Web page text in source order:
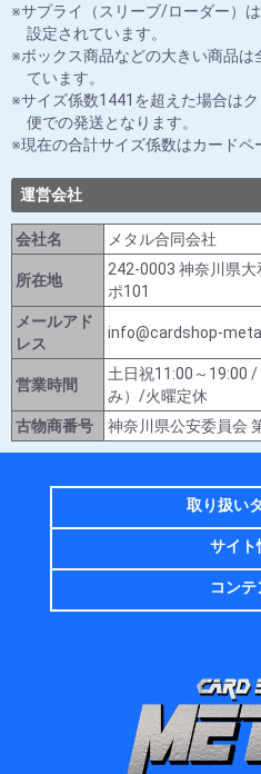
サプライ（スリーブ/ローダー）
設定されています。
ボックス商品などの大きい商品
ています。
サイズ係数1441を超えた場合は
便での発送となります。
現在の合計サイズ係数はカードペ
運営会社
会社名 メタル合同会社
所在地
242-0003 神奈川県
ポ101
メールアド
レス
info@cardshop-
営業時間
土日祝11:00～19:00
み）/火曜定休
古物商番号
神奈川県公安委員会
取り扱い
サイト
コンテ